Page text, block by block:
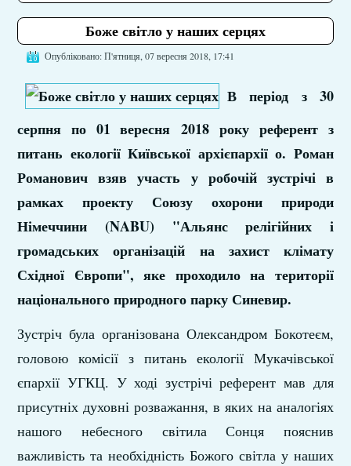
Боже світло у наших серцях
Опубліковано: П'ятниця, 07 вересня 2018, 17:41
В період з 30
серпня по 01 вересня 2018 року референт з
питань екології Київської архієпархії о. Роман
Романович взяв участь у робочій зустрічі в
рамках проекту Союзу охорони природи
Німеччини (NABU) "Альянс релігійних і
громадських організацій на захист клімату
Східної Європи", яке проходило на території
національного природного парку Синевир.
Зустріч була організована Олександром Бокотеєм,
головою комісії з питань екології Мукачівської
єпархії УГКЦ. У ході зустрічі референт мав для
присутніх духовні розважання, в яких на аналогіях
нашого небесного світила Сонця пояснив
важливість та необхідність Божого світла у наших